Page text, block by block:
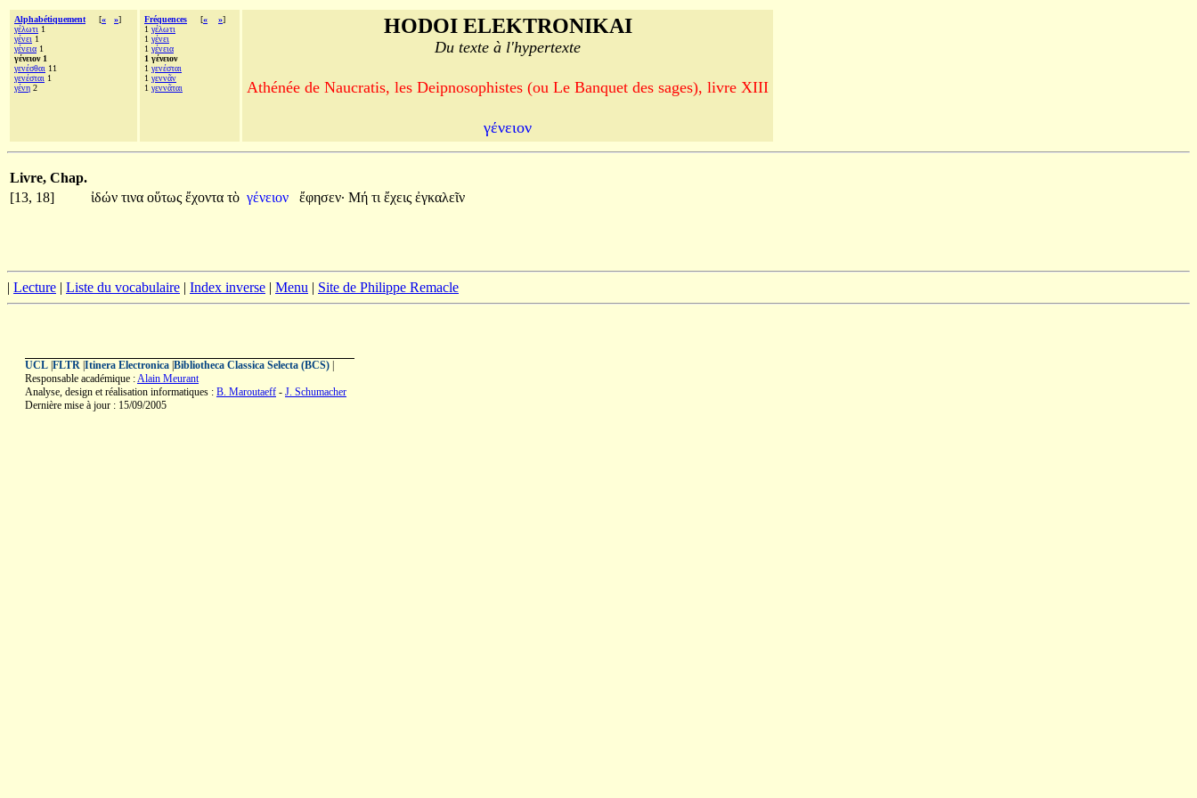
Alphabétiquement [« »]
γέλωτι 1
γένει 1
γένεια 1
γένειον 1
γενέσθαι 11
γενέσται 1
γένη 2
Fréquences [« »]
1 γέλωτι
1 γένει
1 γένεια
1 γένειον
1 γενέσται
1 γεννᾶν
1 γεννᾶται
HODOI ELEKTRONIKAI
Du texte à l'hypertexte
Athénée de Naucratis, les Deipnosophistes (ou Le Banquet des sages), livre XIII
γένειον
Livre, Chap.
[13, 18]
ἰδών τινα οὕτως ἔχοντα τὸ γένειον ἔφησεν· Μή τι ἔχεις ἐγκαλεῖν
| Lecture | Liste du vocabulaire | Index inverse | Menu | Site de Philippe Remacle
UCL FLTR Itinera Electronica Bibliotheca Classica Selecta (BCS)
Responsable académique :Alain Meurant
Analyse, design et réalisation informatiques : B. Maroutaeff - J. Schumacher
Dernière mise à jour : 15/09/2005